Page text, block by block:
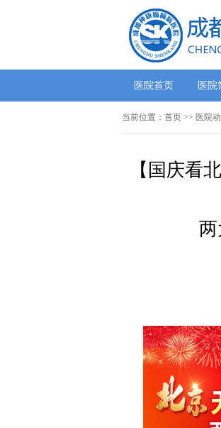
医院首页 医院
当前位置： 首页 >> 医院
【国庆看
两